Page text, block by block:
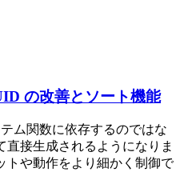
の改善とソート機能
ム関数に依存するのではな
直接生成されるようになりま
トや動作をより細かく制御で